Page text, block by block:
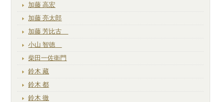
加藤 高宏
加藤 亮太郎
加藤 芳比古
小山 智徳
柴田一佐衛門
鈴木 藏
鈴木 都
鈴木 徹